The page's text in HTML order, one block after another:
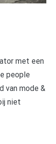
met een
people
van mode &
niet